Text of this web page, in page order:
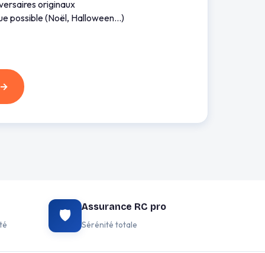
originaux
possible (Noël, Halloween…)
🛡️ Assurance RC pro
Sérénité totale